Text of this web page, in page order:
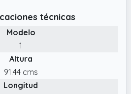
bar, club, etc. El reloj
se convertirá en
instantánea
en movimiento y se
real: El reloj de
técnicas
Modelo
1
Altura
91.44 cms
Longitud